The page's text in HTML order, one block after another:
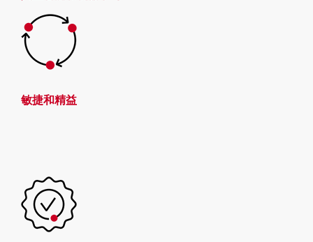
敏捷和精益